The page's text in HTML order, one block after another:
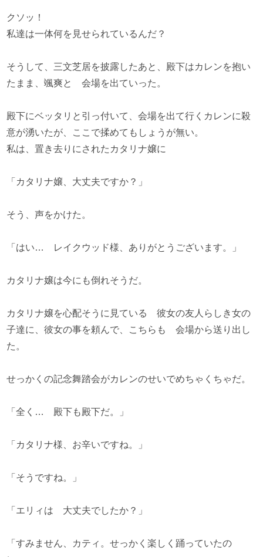
クソッ！
私達は一体何を見せられているんだ？
そうして、三文芝居を披露したあと、殿下はカレンを抱い
たまま、颯爽と 会場を出ていった。
殿下にベッタリと引っ付いて、会場を出て行くカレンに殺
意が湧いたが、ここで揉めてもしょうが無い。
私は、置き去りにされたカタリナ嬢に
「カタリナ嬢、大丈夫ですか？」
そう、声をかけた。
「はい… レイクウッド様、ありがとうございます。」
カタリナ嬢は今にも倒れそうだ。
カタリナ嬢を心配そうに見ている 彼女の友人らしき女の
子達に、彼女の事を頼んで、こちらも 会場から送り出し
た。
せっかくの記念舞踏会がカレンのせいでめちゃくちゃだ。
「全く… 殿下も殿下だ。」
「カタリナ様、お辛いですね。」
「そうですね。」
「エリィは 大丈夫でしたか？」
「すみません、カティ。せっかく楽しく踊っていたの